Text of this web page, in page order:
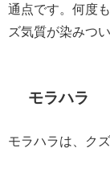
通点です。何度
ズ気質が染みつ
モラハラ
モラハラは、ク